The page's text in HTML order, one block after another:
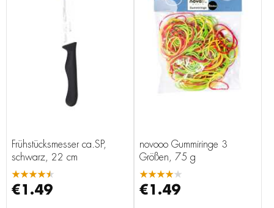
Frühstücksmesser ca.SP,
schwarz, 22 cm
★★★★★
€1.49
novooo Gummiringe 3
Größen, 75 g
★★★★★
€1.49